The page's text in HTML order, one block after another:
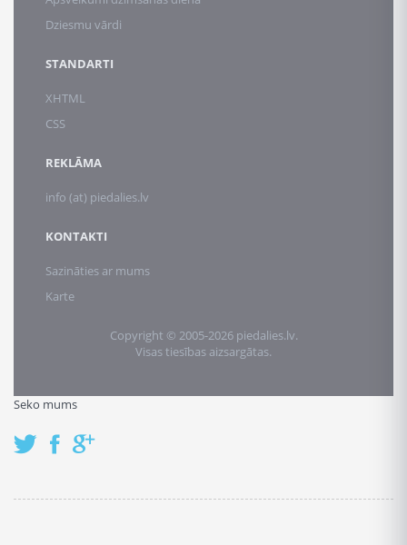
Dziesmu vārdi
STANDARTI
XHTML
CSS
REKLĀMA
info (at) piedalies.lv
KONTAKTI
Sazināties ar mums
Karte
Copyright © 2005-2026 piedalies.lv.
Visas tiesības aizsargātas.
Seko mums